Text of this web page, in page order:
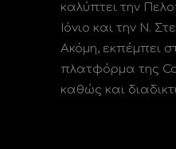
καλύπτει την
Ιόνιο και την Ν.
Ακόμη, εκπέμπει
πλατφόρμα της
καθώς και